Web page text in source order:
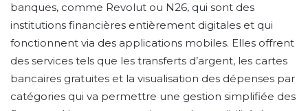
banques, comme Revolut ou N26, qui sont des
institutions financières entièrement digitales et qui
fonctionnent via des applications mobiles. Elles offrent
des services tels que les transferts d’argent, les cartes
bancaires gratuites et la visualisation des dépenses par
catégories qui va permettre une gestion simplifiée des